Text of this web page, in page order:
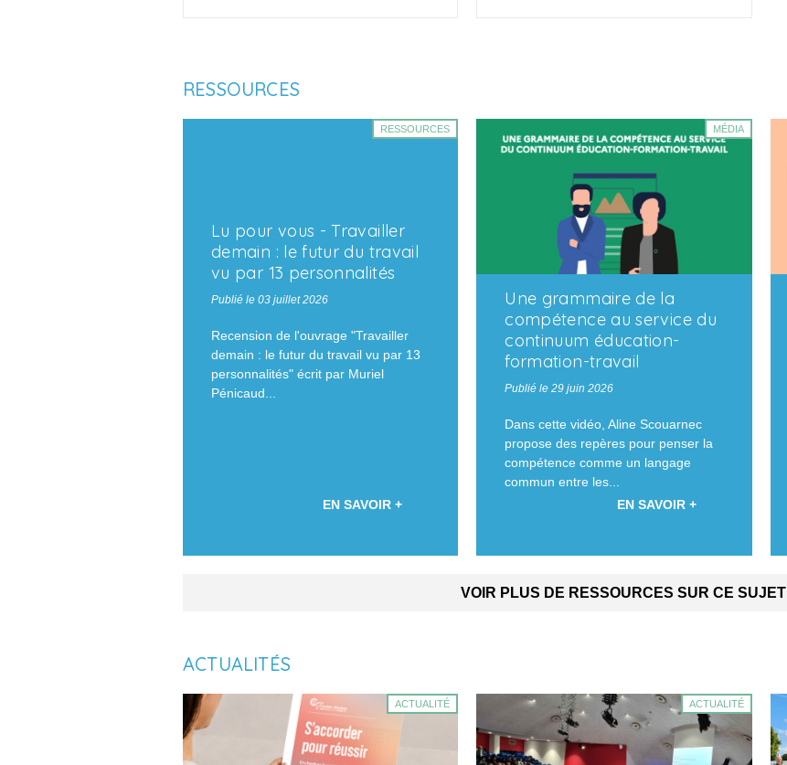
RESSOURCES
RESSOURCES
Lu pour vous - Travailler
demain : le futur du travail
vu par 13 personnalités
Publié le 03 juillet 2026
Recension de l'ouvrage "Travailler
demain : le futur du travail vu par 13
personnalités" écrit par Muriel
Pénicaud...
EN SAVOIR +
MÉDIA
Une grammaire de la
compétence au service du
continuum éducation-
formation-travail
Publié le 29 juin 2026
Dans cette vidéo, Aline Scouarnec
propose des repères pour penser la
compétence comme un langage
commun entre les...
EN SAVOIR +
VOIR PLUS DE RESSOURCES SUR CE SUJET
ACTUALITÉS
ACTUALITÉ ACTUALITÉ